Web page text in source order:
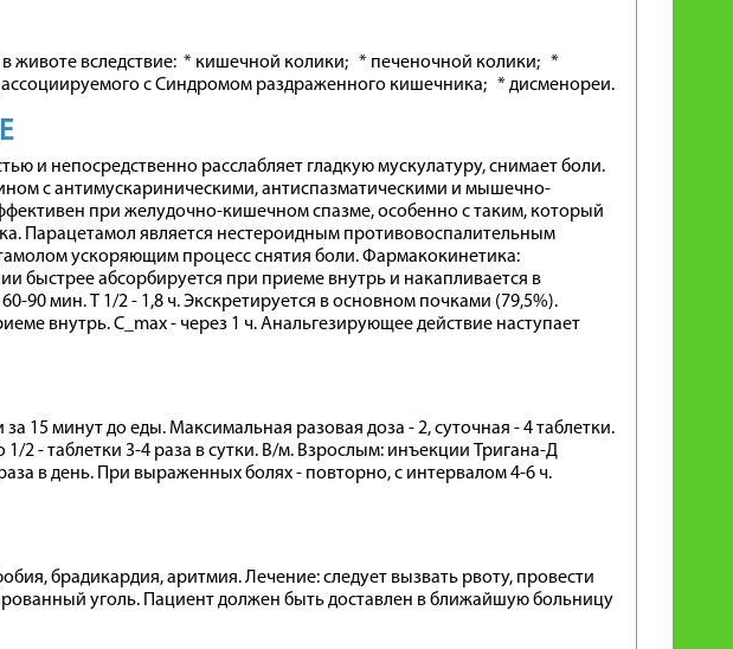
животе вследствие: * кишечной колики; * печеночной колики; *
с Синдромом раздраженного кишечника; * дисменореи.
и непосредственно расслабляет гладкую мускулатуру, снимает боли.
с антимускариническими, антиспазматическими и мышечно-
при желудочно-кишечном спазме, особенно с таким, который
Парацетамол является нестероидным противовоспалительным
ускоряющим процесс снятия боли. Фармакокинетика:
быстрее абсорбируется при приеме внутрь и накапливается в
90 мин. T 1/2 - 1,8 ч. Экскретируется в основном почками (79,5%).
внутрь. C_max - через 1 ч. Анальгезирующее действие наступает
15 минут до еды. Максимальная разовая доза - 2, суточная - 4 таблетки.
1/2 - таблетки 3-4 раза в сутки. В/м. Взрослым: инъекции Тригана-Д
в день. При выраженных болях - повторно, с интервалом 4-6 ч.
брадикардия, аритмия. Лечение: следует вызвать рвоту, провести
уголь. Пациент должен быть доставлен в ближайшую больницу